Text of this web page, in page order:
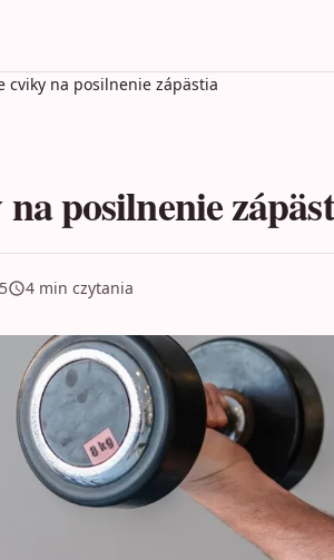
cviky na posilnenie zápästia
posilnenie
4 min czytania